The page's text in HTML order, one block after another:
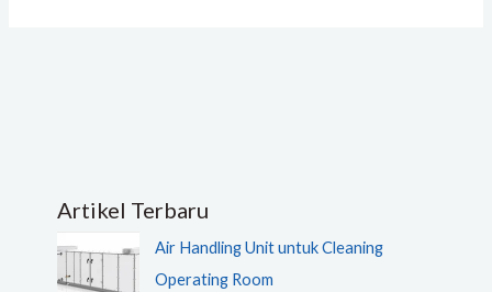
Artikel Terbaru
Air Handling Unit untuk Cleaning
Operating Room